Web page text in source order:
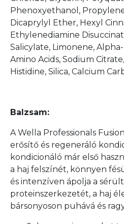
Phenoxyethanol,
Dicaprylyl Ether, Hexyl
Ethylenediamine
Salicylate, Limonene,
Amino Acids, Sodium
Histidine, Silica, Calcium
Balzsam:
A Wella Professionals
erősítő és regeneráló
kondicionáló már első
a haj felszínét, könnyen
és intenzíven ápolja a
proteinszerkezetét, a haj
bársonyoson puhává és